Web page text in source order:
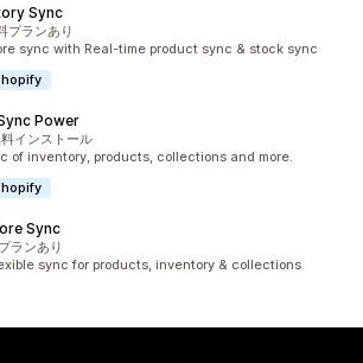
Sync
：69件
プランあり
sync with Real-time product sync & stock sync
Power
：126件
インストール
of inventory, products, collections and more.
Sync
2件
ランあり
sync for products, inventory & collections